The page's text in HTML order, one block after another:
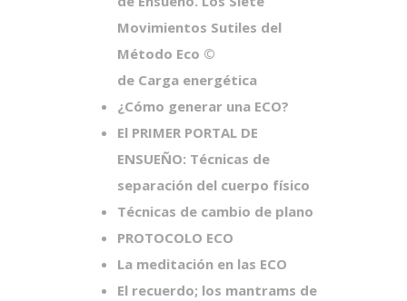
Movimientos Sutiles del
Método Eco ©
de Carga energética
¿Cómo generar una ECO?
El PRIMER PORTAL DE
ENSUEÑO: Técnicas de
separación del cuerpo físico
Técnicas de cambio de plano
PROTOCOLO ECO
La meditación en las ECO
El recuerdo; los mantrams de